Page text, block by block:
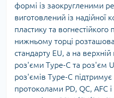
формі із заокругленими
виготовлений із надійної
пластику та
нижньому торці
стандарту EU, а на
роз'єми Type-C та роз'єм
роз'ємів Type-C
протоколами PD, QC, AFC